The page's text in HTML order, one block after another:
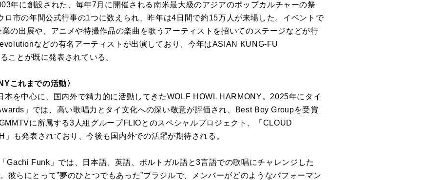
年に創設された、毎年7月に開催される南米最大級のアジアのポップカルチャーの祭
ロ市の年間公式行事の1つに数えられ、昨年は4日間で約15万人が来場した。イベントで
の出展や、アニメや特撮作品の楽曲を歌うアーティストを招いてのステージなどが行
などの有名アーティストが出演しており、今年はASIAN KUNG-FU
ことが既に発表されている。
これまでの活動〉
本を中心に、国内外で精力的に活動してきたWOLF HOWL HARMONY。2025年にタイ
」では、高い歌唱力とタイ文化への深い敬意が評価され、Best Boy Groupを受賞
に所属する3人組グループFLIOとのスペシャルプロジェクト、「CLOUD
も発表されており、今後も国内外での活躍が期待される。
Gachi Funk」では、日本語、英語、ポルトガル語と3言語での歌唱にチャレンジした
彼らにとって”夢のひとつでもあった”ブラジルで、メンバーがどのようなパフォーマン